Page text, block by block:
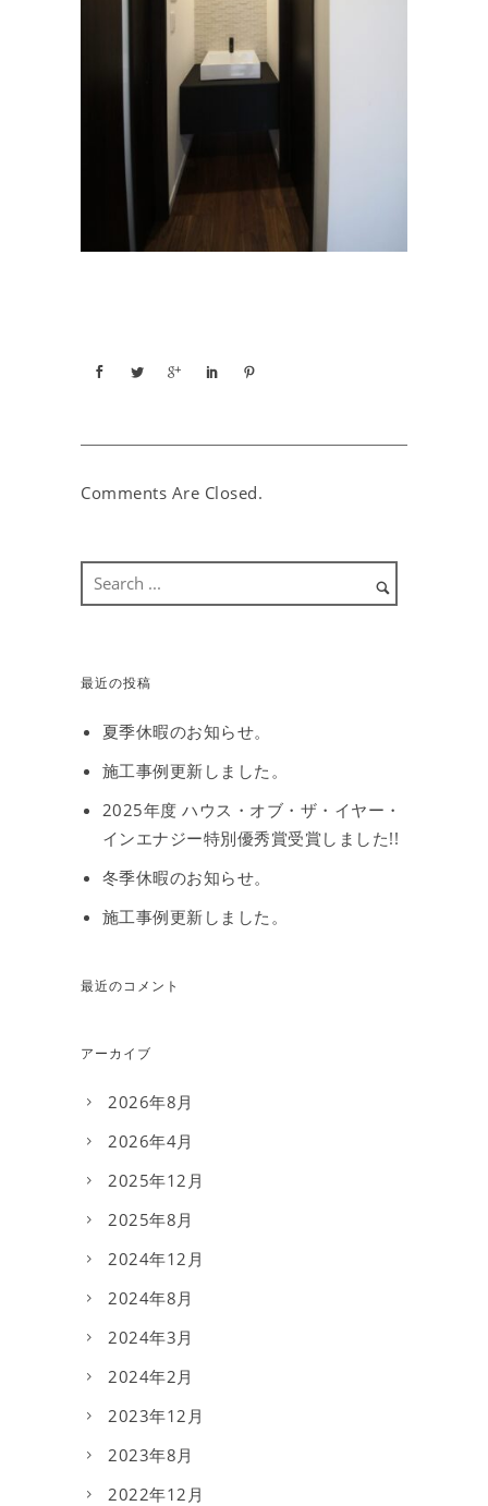
Comments Are Closed.
最近の投稿
夏季休暇のお知らせ。
施工事例更新しました。
2025年度 ハウス・オブ・ザ・イヤー・
インエナジー特別優秀賞受賞しました!!
冬季休暇のお知らせ。
施工事例更新しました。
最近のコメント
アーカイブ
2026年8月
2026年4月
2025年12月
2025年8月
2024年12月
2024年8月
2024年3月
2024年2月
2023年12月
2023年8月
2022年12月